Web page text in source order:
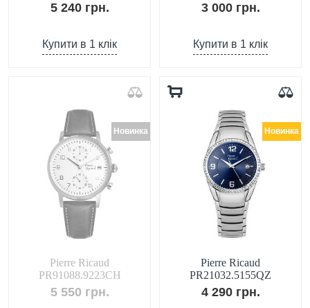
5 240 грн.
Купити в 1 клік
3 000 грн.
Купити в 1 клік
Новинка
Pierre Ricaud
PR91088.9223CH
5 550 грн.
Новинка
Pierre Ricaud
PR21032.5155QZ
4 290 грн.